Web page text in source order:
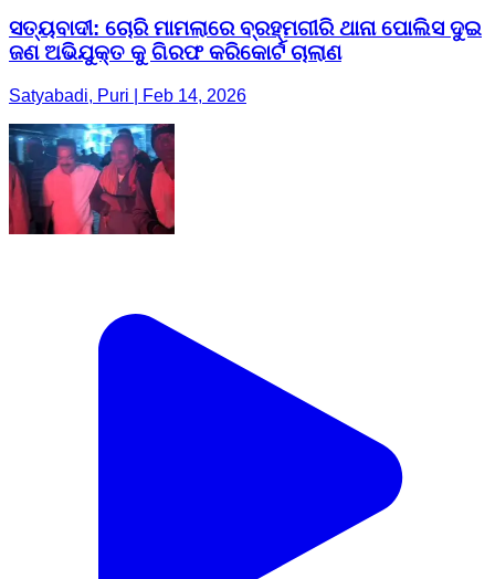
ସତ୍ୟବାଦୀ: ଚୋରି ମାମଲାରେ ବ୍ରହ୍ମଗୀରି ଥାନା ପୋଲିସ ଦୁଇ
ଜଣ ଅଭିଯୁକ୍ତ କୁ ଗିରଫ କରିକୋର୍ଟ ଚାଲାଣ
Satyabadi, Puri | Feb 14, 2026